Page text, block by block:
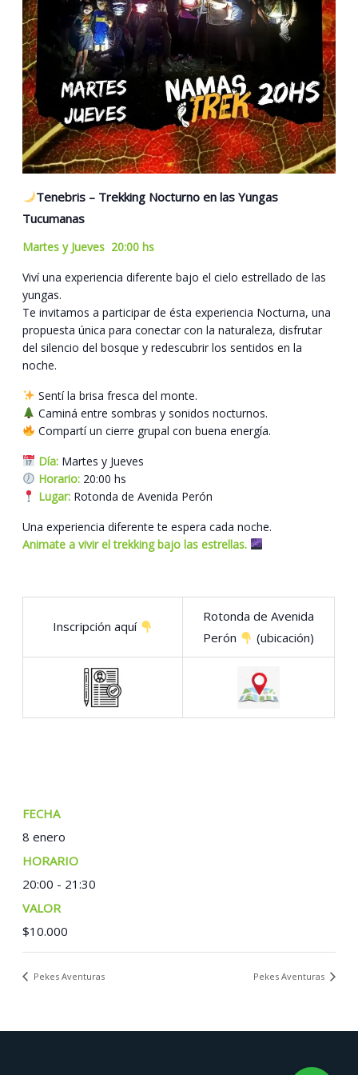
Tenebris – Trekking Nocturno en las Yungas
Tucumanas
Martes y Jueves 20:00 hs
Viví una experiencia diferente bajo el cielo estrellado de las
yungas.
Te invitamos a participar de ésta experiencia Nocturna, una
propuesta única para conectar con la naturaleza, disfrutar
del silencio del bosque y redescubrir los sentidos en la
noche.
Sentí la brisa fresca del monte.
Caminá entre sombras y sonidos nocturnos.
Compartí un cierre grupal con buena energía.
Día: Martes y Jueves
Horario: 20:00 hs
Lugar: Rotonda de Avenida Perón
Una experiencia diferente te espera cada noche.
Animate a vivir el trekking bajo las estrellas.
Inscripción aquí
Rotonda de Avenida
Perón
(ubicación)
FECHA:
8 enero
20:00 - 21:30
$10.000
Pekes Aventuras Pekes Aventuras